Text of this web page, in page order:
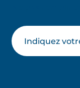
Votre
email